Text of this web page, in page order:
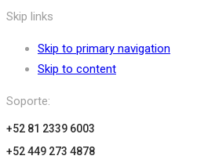
Skip links
Skip to primary navigation
Skip to content
Soporte:
+52 81 2339 6003
+52 449 273 4878